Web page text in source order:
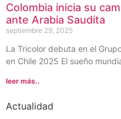
Colombia inicia su
ante Arabia Saudita
septiembre 29, 2025
La Tricolor debuta en el
en Chile 2025 El sueño
leer más..
Actualidad